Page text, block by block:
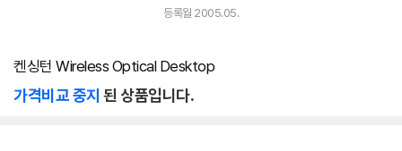
등록월 2005.05.
켄싱턴 Wireless Optical Desktop
가격비교 중지 된 상품입니다.